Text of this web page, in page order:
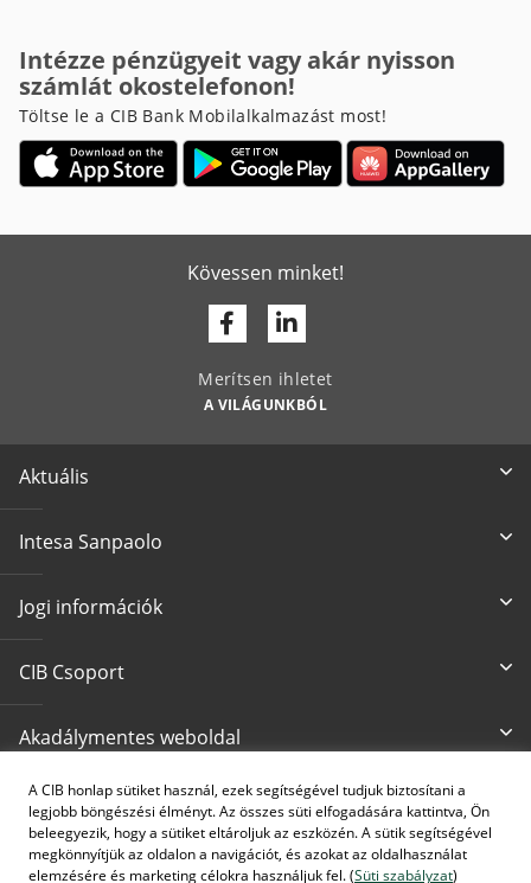
A CIB honlap sütiket használ, ezek segítségével tudjuk biztosítani a
legjobb böngészési élményt. Az összes süti elfogadására kattintva, Ön
beleegyezik, hogy a sütiket eltároljuk az eszközén. A sütik segítségével
megkönnyítjük az oldalon a navigációt, és azokat az oldalhasználat
elemzésére és marketing célokra használjuk fel. (Süti szabályzat)
Intézze pénzügyeit vagy akár nyisson
számlát okostelefonon!
Töltse le a CIB Bank Mobilalkalmazást most!
Kövessen minket!
FacebookLinkedin
Merítsen ihletet
A VILÁGUNKBÓL
Aktuális
Intesa Sanpaolo
Jogi információk
CIB Csoport
Akadálymentes weboldal
Írjon nekünk
cib@cib.hu
CIB24 ügyfélszolgálat
(+36 1) 4 242 242